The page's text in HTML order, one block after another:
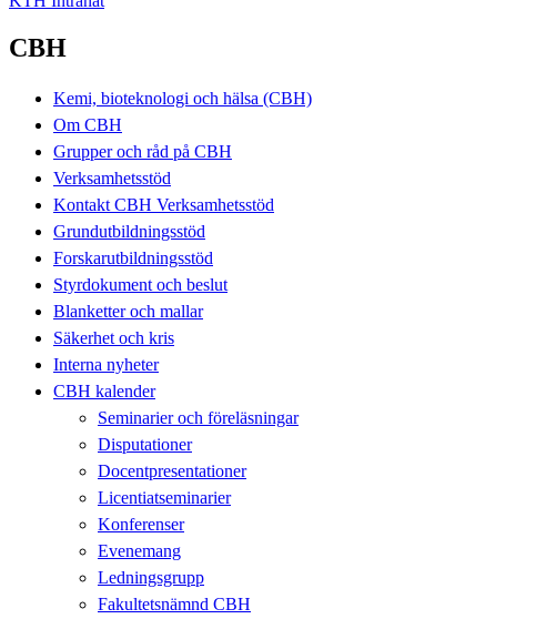
CBH
Kemi, bioteknologi och hälsa (CBH)
Om CBH
Grupper och råd på CBH
Verksamhetsstöd
Kontakt CBH Verksamhetsstöd
Grundutbildningsstöd
Forskarutbildningsstöd
Styrdokument och beslut
Blanketter och mallar
Säkerhet och kris
Interna nyheter
CBH kalender
Seminarier och föreläsningar
Disputationer
Docentpresentationer
Licentiatseminarier
Konferenser
Evenemang
Ledningsgrupp
Fakultetsnämnd CBH